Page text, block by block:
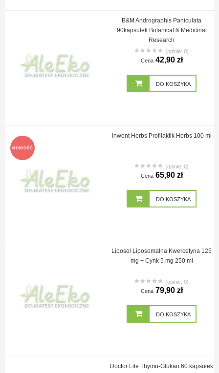
B&M Andrographis Paniculata
90kapsułek Botanical & Medicinal
Research
(opinie: 0)
Cena 42,90 zł
DO KOSZYKA
NOWOŚĆ
Inwent Herbs Profilaktik Herbs 100 ml
(opinie: 0)
Cena 65,90 zł
DO KOSZYKA
Liposol Liposomalna Kwercetyna 125
mg + Cynk 5 mg 250 ml
(opinie: 0)
Cena 79,90 zł
DO KOSZYKA
Doctor Life Thymu-Glukan 60 kapsułek